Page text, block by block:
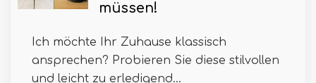
müssen!
Ich möchte Ihr Zuhause klassisch
ansprechen? Probieren Sie diese stilvollen
und leicht zu erledigend...